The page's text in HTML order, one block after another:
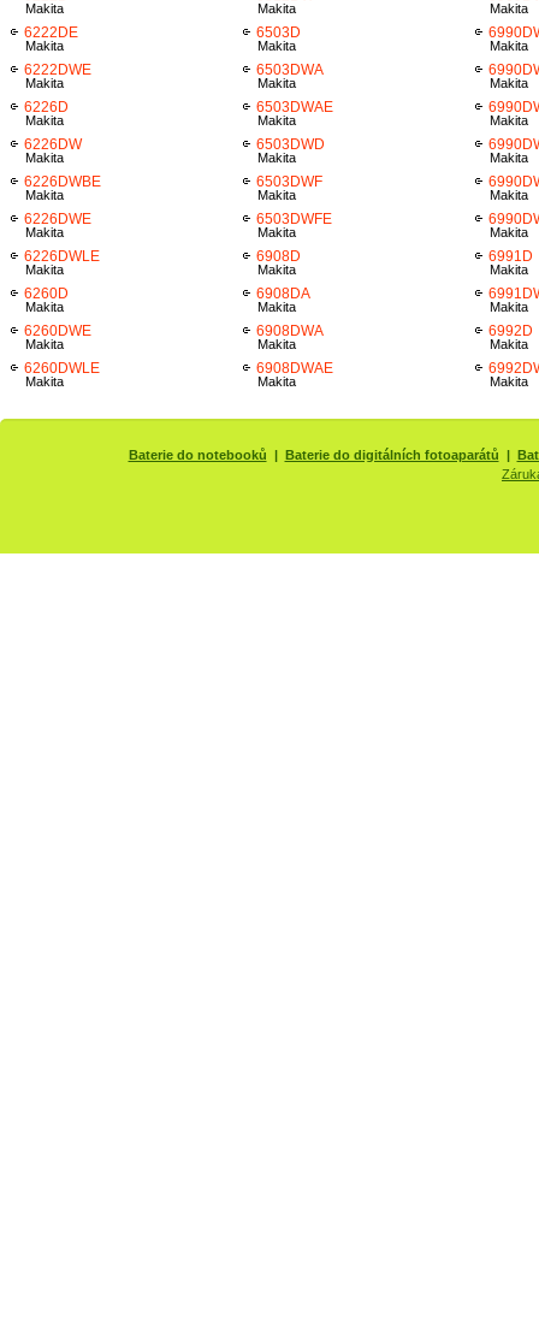
Makita
6222DE
Makita
6222DWE
Makita
6226D
Makita
6226DW
Makita
6226DWBE
Makita
6226DWE
Makita
6226DWLE
Makita
6260D
Makita
6260DWE
Makita
6260DWLE
Makita
Makita
6503D
Makita
6503DWA
Makita
6503DWAE
Makita
6503DWD
Makita
6503DWF
Makita
6503DWFE
Makita
6908D
Makita
6908DA
Makita
6908DWA
Makita
6908DWAE
Makita
Makita
Makita
Makita
Makita
Makita
Makita
Makita
6991D
Makita
Makita
6992D
Makita
Makita
Baterie do notebooků | Baterie do digitálních fotoaparátů |